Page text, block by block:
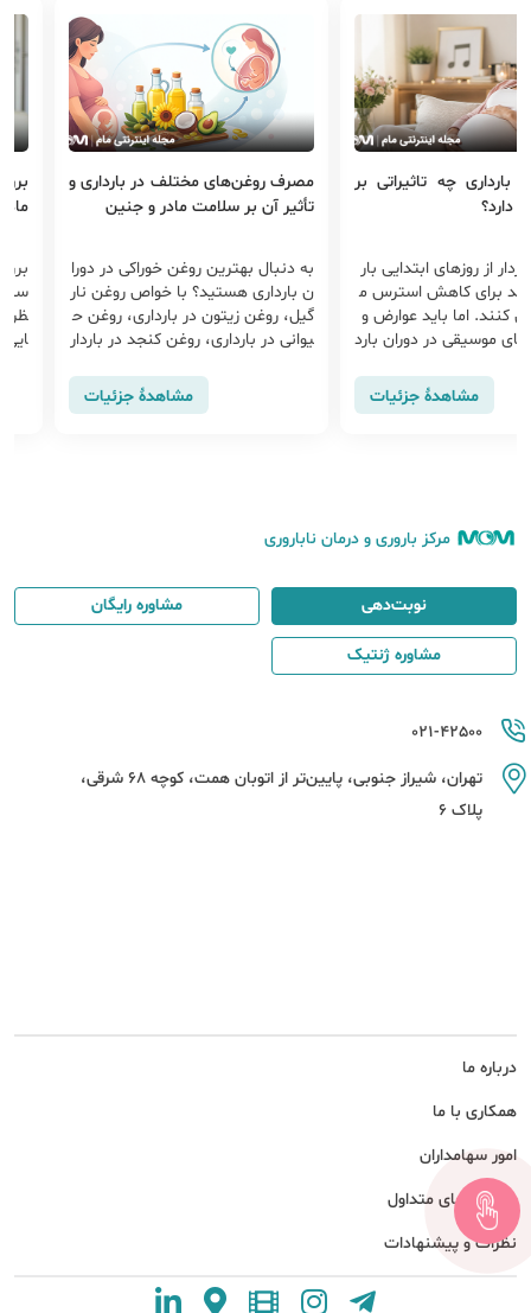
بارداری چه تاثیراتی بر
دارد؟
از روزهای ابتدایی بار
برای کاهش استرس م
کنند. اما باید عوارض و
موسیقی در دوران بارد
مشاهدهٔ جزئیات
مصرف روغن‌های مختلف در بارداری و
تأثیر آن بر سلامت مادر و جنین
به دنبال بهترین روغن خوراکی در دورا
ن بارداری هستید؟ با خواص روغن نار
گیل، روغن زیتون در بارداری، روغن ح
یوانی در بارداری، روغن کنجد در باردار
شوید و بهترین را انتخاب کنید
مشاهدهٔ جزئیات
ظر
ایی
مرکز باروری و درمان ناباروری
درباره ما
همکاری با ما
امور سهامداران
پرسش های متداول
نظرات و پیشنهادات
021-42500
تهران، شیراز جنوبی، پایین‌تر از اتوبان همت، کوچه 68 شرقی،
پلاک 6
نوبت‌دهی مشاوره رایگان
مشاوره ژنتیک